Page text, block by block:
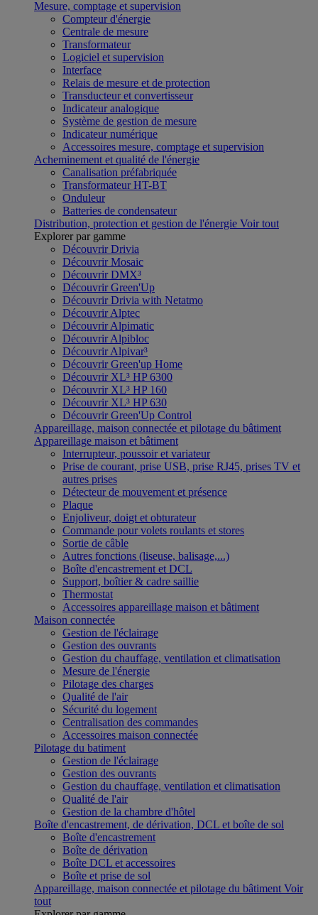
Mesure, comptage et supervision
Compteur d'énergie
Centrale de mesure
Transformateur
Logiciel et supervision
Interface
Relais de mesure et de protection
Transducteur et convertisseur
Indicateur analogique
Système de gestion de mesure
Indicateur numérique
Accessoires mesure, comptage et supervision
Acheminement et qualité de l'énergie
Canalisation préfabriquée
Transformateur HT-BT
Onduleur
Batteries de condensateur
Distribution, protection et gestion de l'énergie Voir tout
Explorer par gamme
Découvrir Drivia
Découvrir Mosaic
Découvrir DMX³
Découvrir Green'Up
Découvrir Drivia with Netatmo
Découvrir Alptec
Découvrir Alpimatic
Découvrir Alpibloc
Découvrir Alpivar³
Découvrir Green'up Home
Découvrir XL³ HP 6300
Découvrir XL³ HP 160
Découvrir XL³ HP 630
Découvrir Green'Up Control
Appareillage, maison connectée et pilotage du bâtiment
Appareillage maison et bâtiment
Interrupteur, poussoir et variateur
Prise de courant, prise USB, prise RJ45, prises TV et
autres prises
Détecteur de mouvement et présence
Plaque
Enjoliveur, doigt et obturateur
Commande pour volets roulants et stores
Sortie de câble
Autres fonctions (liseuse, balisage,...)
Boîte d'encastrement et DCL
Support, boîtier & cadre saillie
Thermostat
Accessoires appareillage maison et bâtiment
Maison connectée
Gestion de l'éclairage
Gestion des ouvrants
Gestion du chauffage, ventilation et climatisation
Mesure de l'énergie
Pilotage des charges
Qualité de l'air
Sécurité du logement
Centralisation des commandes
Accessoires maison connectée
Pilotage du batiment
Gestion de l'éclairage
Gestion des ouvrants
Gestion du chauffage, ventilation et climatisation
Qualité de l'air
Gestion de la chambre d'hôtel
Boîte d'encastrement, de dérivation, DCL et boîte de sol
Boîte d'encastrement
Boîte de dérivation
Boîte DCL et accessoires
Boîte et prise de sol
Appareillage, maison connectée et pilotage du bâtiment Voir
tout